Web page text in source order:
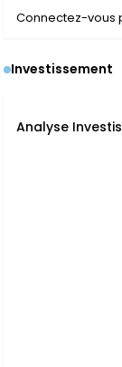
Connectez-vous
Investissement
Analyse